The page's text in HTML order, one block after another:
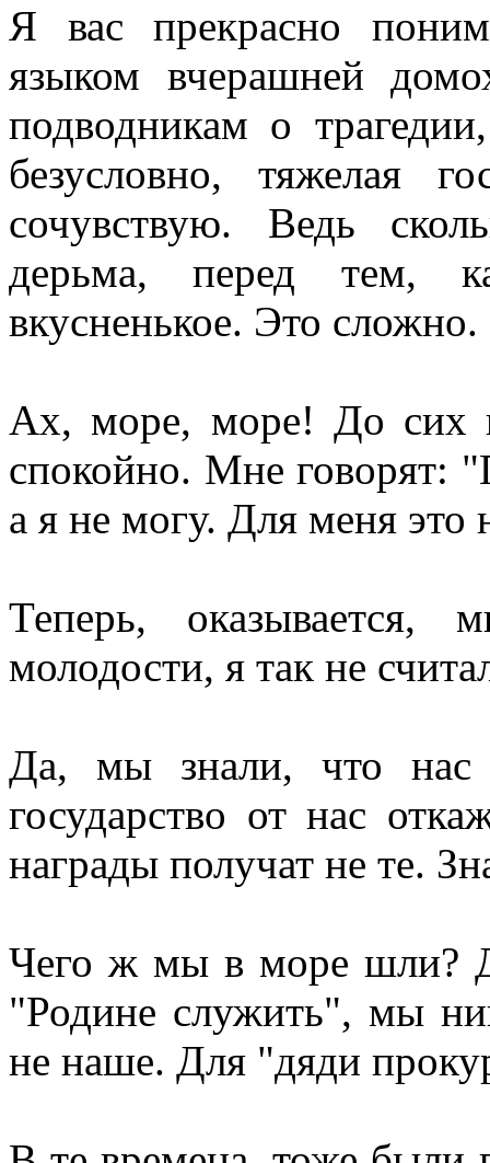
Я вас прекрасно
языком вчерашней
подводникам о
безусловно, тяжелая
сочувствую. Ведь
дерьма, перед тем,
вкусненькое. Это сложно.
Ах, море, море! До сих
спокойно. Мне говорят:
а я не могу. Для меня это
Теперь,
молодости, я так не
Да, мы знали, что нас
государство от нас
награды получат не те.
Чего ж мы в море шли?
"Родине служить", мы
не наше. Для "дяди